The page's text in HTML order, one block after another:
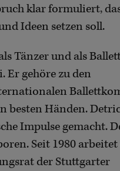
klar formuliert,
Ideen setzen soll.
Tänzer und als
Er gehöre zu den
besten Händen.
Impulse gemacht.
Seit 1980 arbeitet
der Stuttgarter